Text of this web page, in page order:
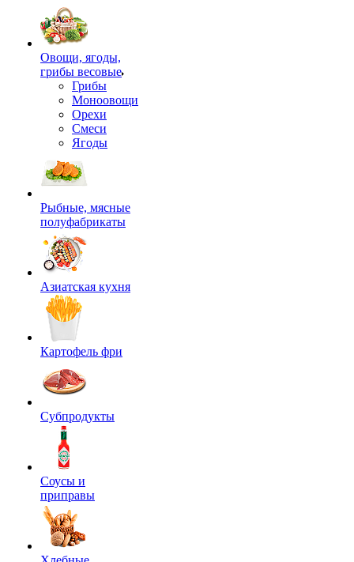
Овощи, ягоды,
грибы весовые
Грибы
Моноовощи
Орехи
Смеси
Ягоды
Рыбные, мясные
полуфабрикаты
Азиатская кухня
Картофель фри
Субпродукты
Соусы и
приправы